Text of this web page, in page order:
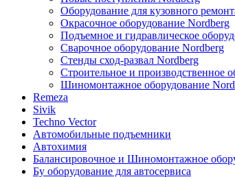
Оборудование для кузовного
Окрасочное оборудование Nordberg
Подъемное и гидравлическое
Сварочное оборудование Nordberg
Стенды сход-развал Nordberg
Строительное и производственное
Шиномонтажное оборудование
Remeza
Sivik
Techno Vector
Автомобильные подъемники
Автохимия
Балансировочное и Шиномонтажное
Бу оборудование для автосервиса